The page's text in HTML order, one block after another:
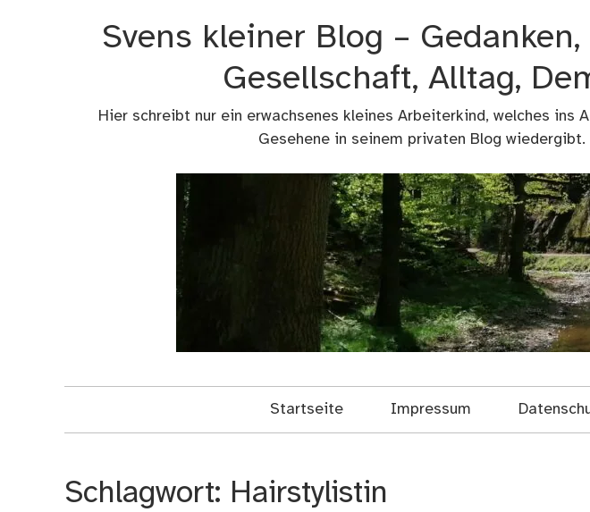
Svens kleiner Blog –
Gesellschaft, Alltag,
Hier schreibt nur ein erwachsenes kleines Arbeiterkind, welches ins
Gesehene in seinem privaten Blog
Startseite Impressum
Schlagwort: Hairstylistin